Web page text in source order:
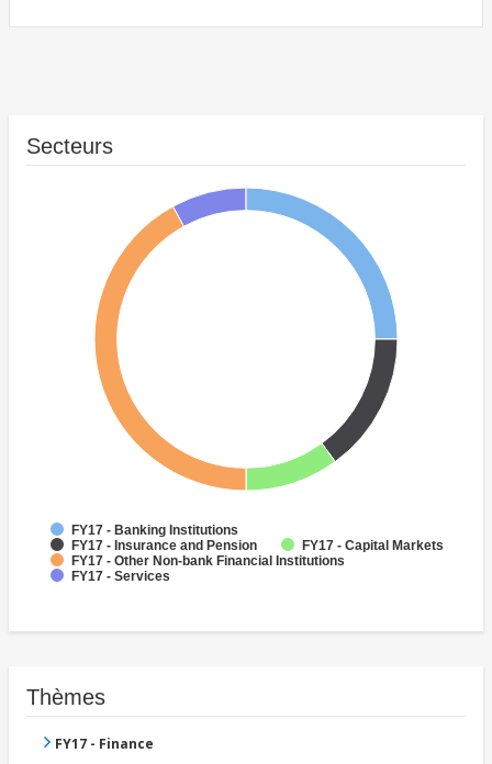
Secteurs
FY17 - Banking Institutions
FY17 - Insurance and Pension
FY17 - Capital Markets
FY17 - Other Non-bank Financial Institutions
FY17 - Services
Thèmes
FY17 - Finance